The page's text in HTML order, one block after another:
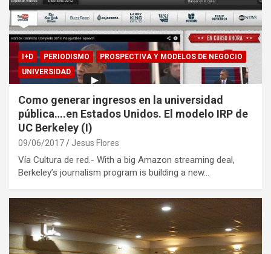
I+D PERIODISMO
PROSPECTIVA Y MODELOS DE NEGOCIO
UNIVERSIDAD
Como generar ingresos en la universidad
pública….en Estados Unidos. El modelo IRP de
UC Berkeley (I)
09/06/2017 Jesus Flores
Vía Cultura de red.- With a big Amazon streaming deal,
Berkeley’s journalism program is building a new…